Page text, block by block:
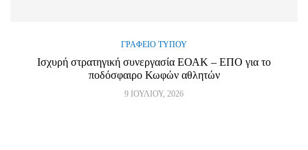
ΓΡΑΦΕΊΟ ΤΎΠΟΥ
Ισχυρή στρατηγική συνεργασία ΕΟΑΚ – ΕΠΟ για το
ποδόσφαιρο Κωφών αθλητών
9 ΙΟΥΛΊΟΥ, 2026